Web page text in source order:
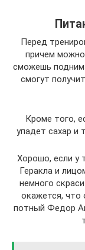
Перед
причем
сможешь
смогут
Кроме того,
упадет сахар и
Хорошо, если у
Геракла и
немного
окажется, что
потный Федор